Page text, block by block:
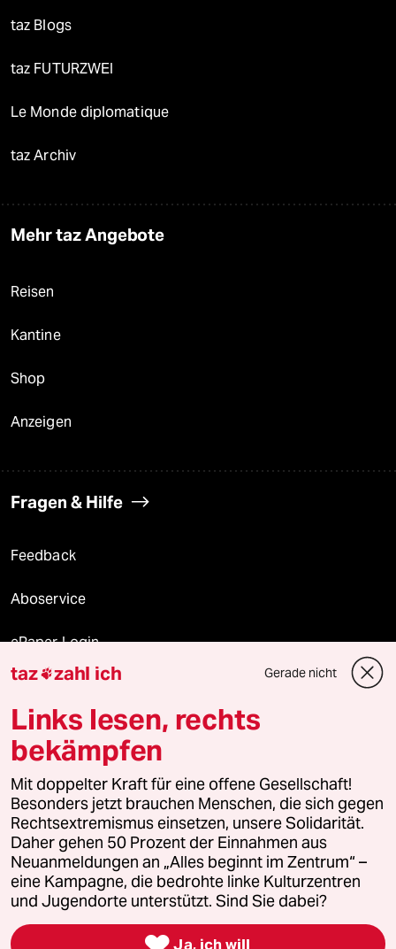
taz Blogs
taz FUTURZWEI
Le Monde diplomatique
taz Archiv
Mehr taz Angebote
Reisen
Kantine
Shop
Anzeigen
Fragen & Hilfe
Feedback
Aboservice
ePaper Login
Downloads für Abonnierende
© 2026 taz Verlags und Vertriebs GmbH
Alle Rechte vorbehalten. Bei rechtlichen Fragen oder für Genehmigungen
wenden Sie sich bitte an
lizenzen@taz.de
Feedback Redaktionsstatut Kommune-Richtlinien
Leitlinie Informant Datenschutz Impressum AGB
Seitenwende Einwilligungen widerrufen (Ads)
taz zahl ich Gerade nicht
Links lesen, rechts
bekämpfen
Mit doppelter Kraft für eine offene Gesellschaft!
Besonders jetzt brauchen Menschen, die sich gegen
Rechtsextremismus einsetzen, unsere Solidarität.
Daher gehen 50 Prozent der Einnahmen aus
Neuanmeldungen an „Alles beginnt im Zentrum“ –
eine Kampagne, die bedrohte linke Kulturzentren
und Jugendorte unterstützt. Sind Sie dabei?
Ja, ich will